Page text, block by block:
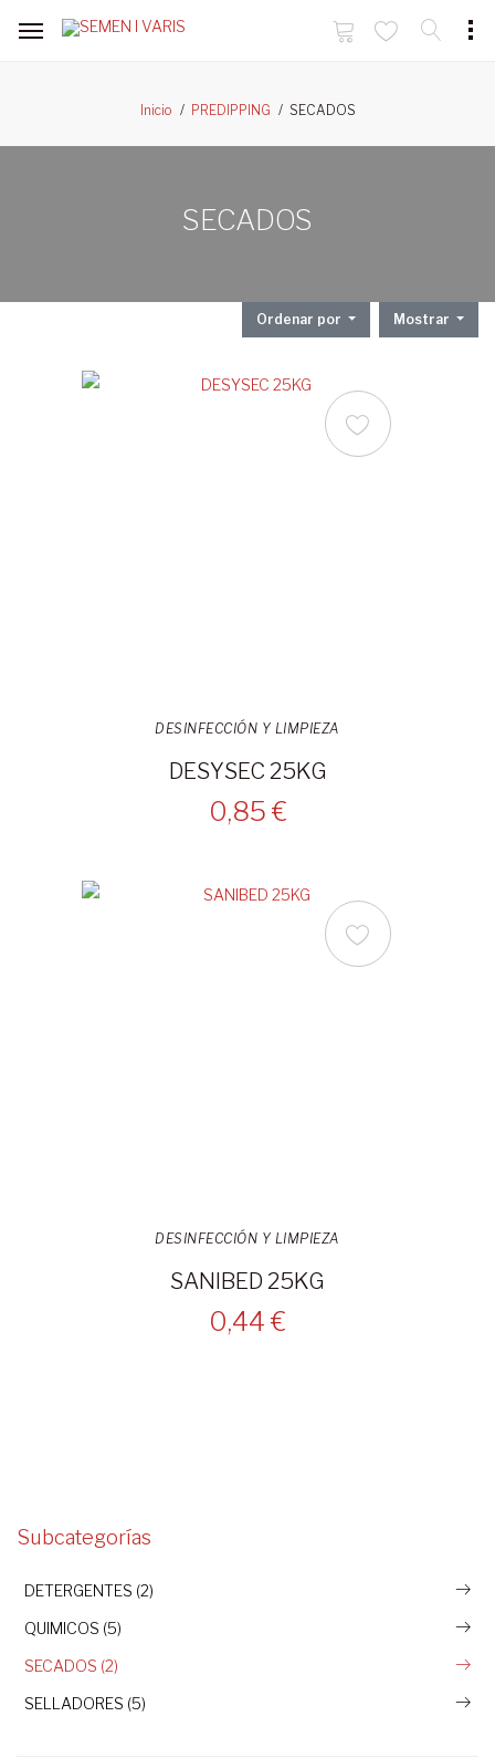
Inicio PREDIPPING SECADOS
SECADOS
Ordenar por Mostrar
DESINFECCIÓN Y LIMPIEZA
DESYSEC 25KG
0,85 €
DESINFECCIÓN Y LIMPIEZA
SANIBED 25KG
0,44 €
Subcategorías
DETERGENTES (2)
QUIMICOS (5)
SECADOS (2)
SELLADORES (5)